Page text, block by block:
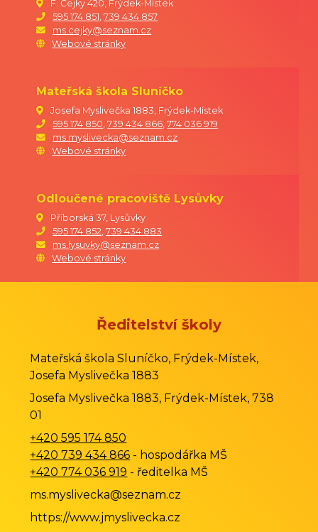
F. Čejky 420, Frýdek-Místek
595 174 851,739 434 857
ms.cejky@seznam.cz
Webové stránky
Mateřská škola Sluníčko
Josefa Myslivečka 1883, Frýdek-Místek
595 174 850,739 434 866,774 036 919
ms.myslivecka@seznam.cz
Webové stránky
Odloučené pracoviště Lysůvky
Příborská 37, Lysůvky
595 174 852,739 434 883
ms.lysuvky@seznam.cz
Webové stránky
Ředitelství školy
Mateřská škola Sluníčko, Frýdek-Místek,
Josefa Myslivečka 1883
Josefa Myslivečka 1883, Frýdek-Místek, 738
01
+420 595 174 850
+420 739 434 866 - hospodářka MŠ
+420 774 036 919 - ředitelka MŠ
ms.myslivecka@seznam.cz
https://www.jmyslivecka.cz